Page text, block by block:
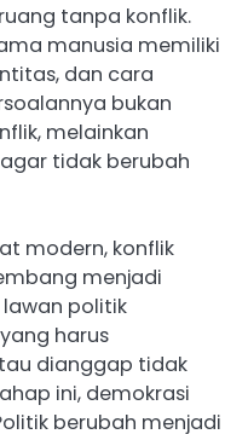
tanpa konflik.
manusia memiliki
dan cara
bukan
melainkan
tidak berubah
modern, konflik
menjadi
politik
harus
dianggap tidak
ini, demokrasi
berubah menjadi